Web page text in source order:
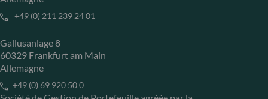
+49 (0) 211 239 24 01
Gallusanlage 8
60329 Frankfurt am Main
Allemagne
+49 (0) 69 920 50 0